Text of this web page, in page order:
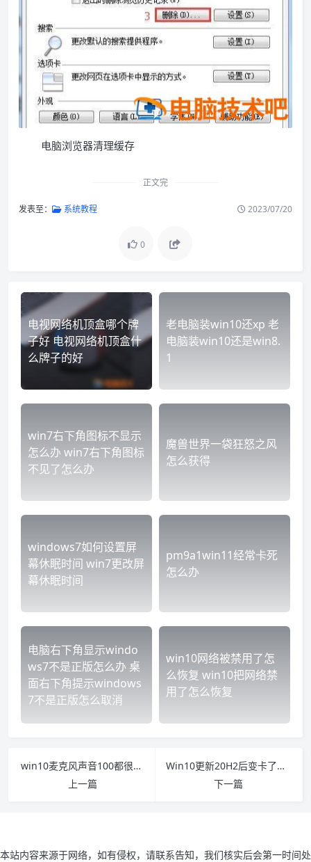
电脑浏览器清理缓存
正文完
发表至： 系统教程 2023/07/20
0
电视网络机顶盒哪个牌
子好 电视网络机顶盒什
么牌子的好
老电脑装win10还xp 老
电脑装win10还是win8.
1
win7右下角图标不显示
怎么办 win7右下角图标
不见了怎么办
魔兽世界一袋狂怒之风
怎么获得
windows7如何设置屏
幕休眠时间 win7更改屏
幕休眠时间
pm9a1win11经常卡死
怎么办
电脑右下角显示windo
ws7不是正版怎么办 桌
面右下角提示windows
7不是正版怎么取消
win10网络被禁用了怎
么恢复 win10把网络禁
用了怎么恢复
win10麦克风声音100都很小怎么办 Win10麦克风声音小
上一篇
Win10更新20H2后变卡了如何解决 windows10 20h2更新卡住了
下一篇
本站内容来源于网络，如有侵权，请联系告知，我们核实后会第一时间处